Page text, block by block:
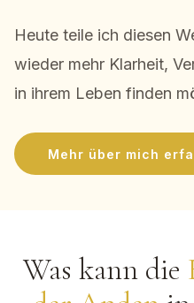
Heute teile ich diesen
wieder mehr Klarheit,
in ihrem Leben finden
Mehr über mich
Was kann die